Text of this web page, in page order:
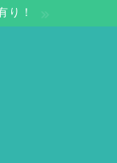
り！